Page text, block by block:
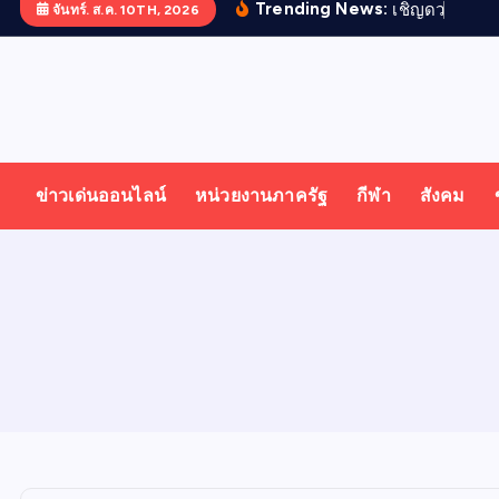
จันทร์. ส.ค. 10TH, 2026 Trending News: เชญดว
H
ข่าวเด่นออนไลน์ หน่วยงานภาครัฐ กีฬา สังคม